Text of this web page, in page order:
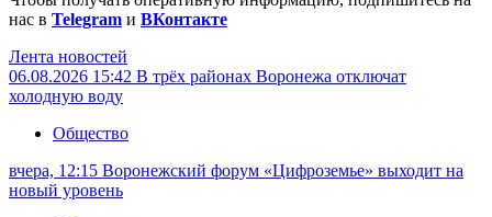
нас в Telegram и ВКонтакте
Лента новостей
06.08.2026 15:42 В трёх районах Воронежа отключат
холодную воду
Общество
вчера, 12:15 Воронежский форум «Цифроземье» выходит на
новый уровень